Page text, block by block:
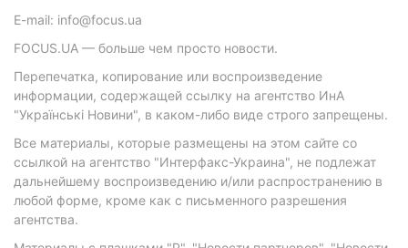
E-mail: info@focus.ua
FOCUS.UA — больше чем просто новости.
Перепечатка, копирование или воспроизведение
информации, содержащей ссылку на агентство ИнА
"Українські Новини", в каком-либо виде строго запрещены.
Все материалы, которые размещены на этом сайте со
ссылкой на агентство "Интерфакс-Украина", не подлежат
дальнейшему воспроизведению и/или распространению в
любой форме, кроме как с письменного разрешения
агентства.